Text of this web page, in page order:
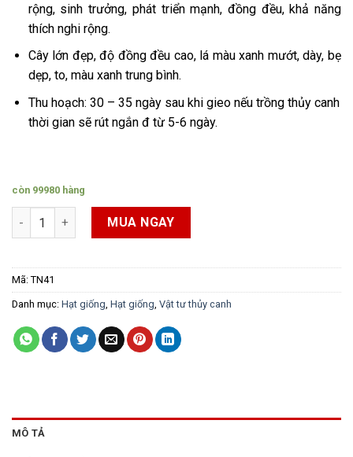
rộng, sinh trưởng, phát triển mạnh, đồng đều, khả năng
thích nghi rộng.
Cây lớn đẹp, độ đồng đều cao, lá màu xanh mướt, dày, bẹ
dẹp, to, màu xanh trung bình.
Thu hoạch: 30 – 35 ngày sau khi gieo nếu trồng thủy canh
thời gian sẽ rút ngắn đ từ 5-6 ngày.
còn 99980 hàng
Hạt giống cải bẹ xanh mào gà Trang Nông 20gr/ gói số lượng
MUA NGAY
Mã: TN41
Danh mục: Hạt giống, Hạt giống, Vật tư thủy canh
MÔ TẢ